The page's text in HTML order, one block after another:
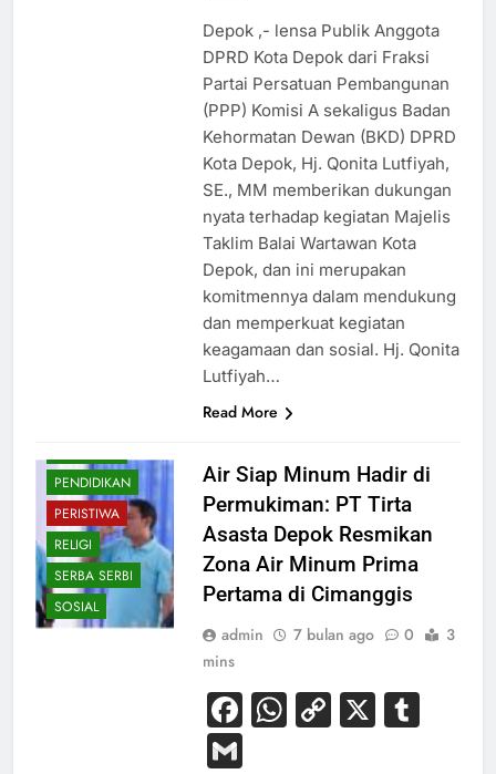
Depok ,- lensa Publik Anggota
DPRD Kota Depok dari Fraksi
Partai Persatuan Pembangunan
(PPP) Komisi A sekaligus Badan
Kehormatan Dewan (BKD) DPRD
Kota Depok, Hj. Qonita Lutfiyah,
SE., MM memberikan dukungan
nyata terhadap kegiatan Majelis
Taklim Balai Wartawan Kota
Depok, dan ini merupakan
komitmennya dalam mendukung
dan memperkuat kegiatan
keagamaan dan sosial. Hj. Qonita
Lutfiyah…
Read More
PENDIDIKAN
PERISTIWA
RELIGI
SERBA SERBI
SOSIAL
Air Siap Minum Hadir di
Permukiman: PT Tirta
Asasta Depok Resmikan
Zona Air Minum Prima
Pertama di Cimanggis
admin 7 bulan ago 0
3
mins
Facebook
WhatsApp
Copy
X
Gmail